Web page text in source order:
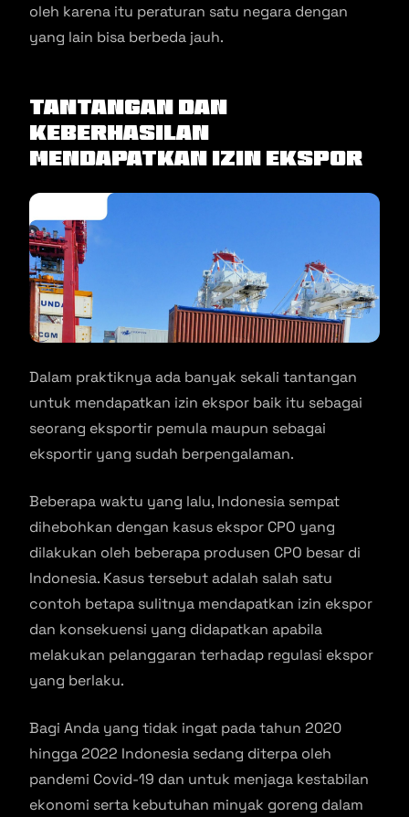
oleh karena itu peraturan satu negara dengan
yang lain bisa berbeda jauh.
Tantangan dan
Keberhasilan
Mendapatkan Izin Ekspor
Dalam praktiknya ada banyak sekali tantangan
untuk mendapatkan izin ekspor baik itu sebagai
seorang eksportir pemula maupun sebagai
eksportir yang sudah berpengalaman.
Beberapa waktu yang lalu, Indonesia sempat
dihebohkan dengan kasus ekspor CPO yang
dilakukan oleh beberapa produsen CPO besar di
Indonesia. Kasus tersebut adalah salah satu
contoh betapa sulitnya mendapatkan izin ekspor
dan konsekuensi yang didapatkan apabila
melakukan pelanggaran terhadap regulasi ekspor
yang berlaku.
Bagi Anda yang tidak ingat pada tahun 2020
hingga 2022 Indonesia sedang diterpa oleh
pandemi Covid-19 dan untuk menjaga kestabilan
ekonomi serta kebutuhan minyak goreng dalam